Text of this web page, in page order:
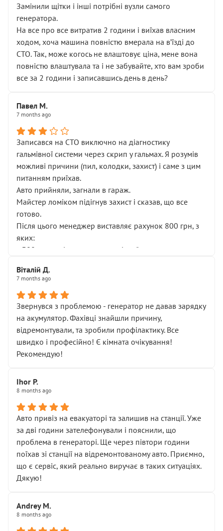
Замінили щітки і інші потрібні вузли самого
генератора.
На все про все витратив 2 години і виїхав власним
ходом, хоча машина повністю вмерала на вʼїзді до
СТО. Так, може когось не влаштовує ціна, мене вона
повністю влаштувала та і не забувайте, хто вам зроби
все за 2 години і записавшись день в день?
Павел М.
7 months ago
Записався на СТО виключно на діагностику
гальмівної системи через скрип у гальмах. Я розумів
можливі причини (пил, колодки, захист) і саме з цим
питанням приїхав.
Авто прийняли, загнали в гараж.
Майстер ломіком підігнув захист і сказав, що все
готово.
Після цього менеджер виставляє рахунок 800 грн, з
яких:
• 300 грн — діагностика гальмівної системи
НЕ погоджував
послуга. Тим більше, я був поруч і жодної реальної
діагностики ходової не проводилось. Після
зауваження гроші за цю “послугу” повернули, що
лише підтвердило мою правоту.
Але головне — я виїжджаю з боксу, і скрип у гальмах
залишився таким самим, як і був. Тобто оплачена
Далі ситуація тільки погіршилась:
• сказали, що тепер “потрібно знімати колеса”
• що біля авто стояти вже не можна
• почали озвучувати купу додаткових робіт без
чіткого пояснення
( ну все зняли та доробили) дякую!
Окремий момент, який виглядає абсурдно:
мені заявили, що бачок гальмівної рідини потрібно
міняти разом із головним гальмівним циліндром у
Для людини, яка хоча б трохи розуміється на техніці,
це звучить як мінімум непрофесійно, а як максимум —
спроба продати дорогий вузол замість елементарних
Віталій Д.
7 months ago
Звернувся з проблемою - генератор не давав зарядку
на акумулятор. Фахівці знайшли причину,
відремонтували, та зробили профілактику. Все
швидко і професійно! Є кімната очікування!
Рекомендую!
Ihor P.
8 months ago
Авто привіз на евакуаторі та залишив на станції. Уже
за дві години зателефонували і пояснили, що
проблема в генераторі. Ще через півтори години
поїхав зі станції на відремонтованому авто. Приємно,
що є сервіс, який реально виручає в таких ситуаціях.
Дякую!
Andrey M.
8 months ago